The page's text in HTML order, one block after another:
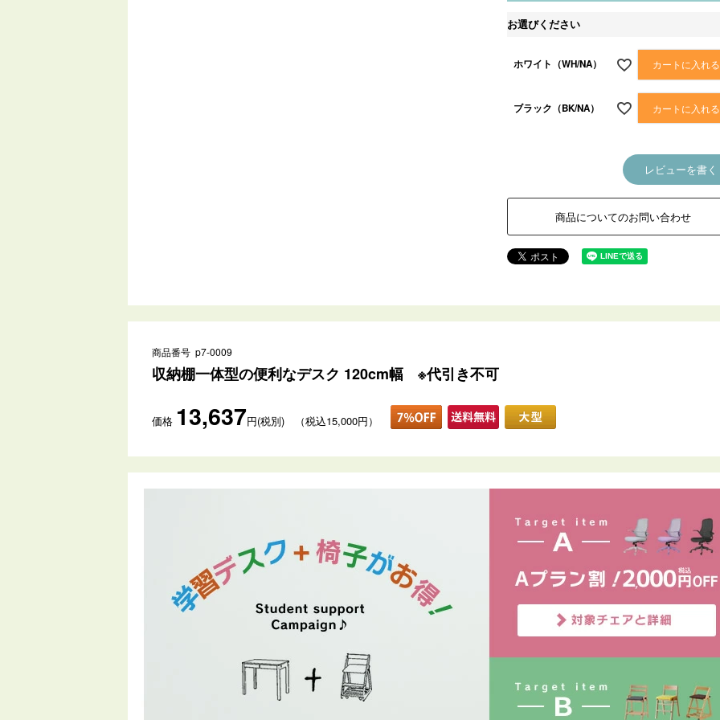
お選びください
ホワイト（WH/NA） カートに入れる
ブラック（BK/NA） カートに入れる
レビューを書く
商品についてのお問い合わせ
商品番号 p7-0009
収納棚一体型の便利なデスク 120cm幅 ※代引き不可
価格 13,637円(税別) （税込15,000円）